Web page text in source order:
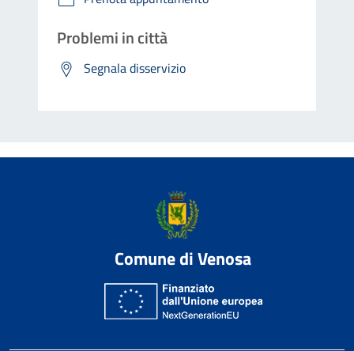
Problemi in città
Segnala disservizio
Comune di Venosa